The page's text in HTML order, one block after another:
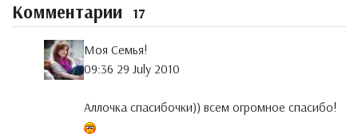
Комментарии 17
Моя Семья!
09:36 29 July 2010
Аллочка спасибочки)) всем огромное спасибо!